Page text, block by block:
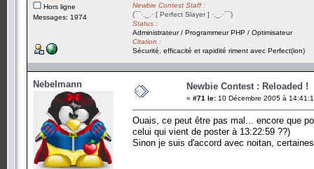
Hors ligne
Messages: 1974
Newbie Contest Staff :
(¯`·._.· [ Perfect Slayer ] ·._.·´¯)
Status :
Administrateur / Programmeur PHP / Optimisateur
Citation :
Sécurité, efficacité et rapidité riment avec Perfect(ion)
Nebelmann Newbie Contest : Reloaded !
« #71 le: 10 Décembre 2005 à
Ouais, ce peut être pas mal... encore que
celui qui vient de poster à 13:22:59 ??)
Sinon je suis d'accord avec noitan,